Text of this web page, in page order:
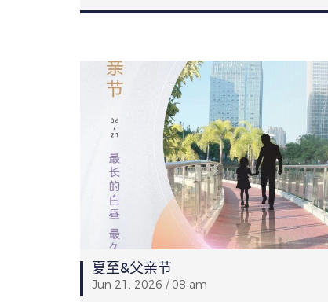
夏至&父亲节
Jun 21, 2026 / 08 am